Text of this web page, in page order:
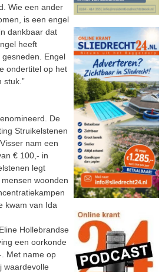
Wie een ander
is een engel
dankbaar dat
heeft
Engel
ondertitel op het
stuk.”
De
Struikelstenen
nam een
€ 100,- in
legt
woonden
kwam van Ida
Hollebrandse
een oorkonde
Met name op
waardevolle